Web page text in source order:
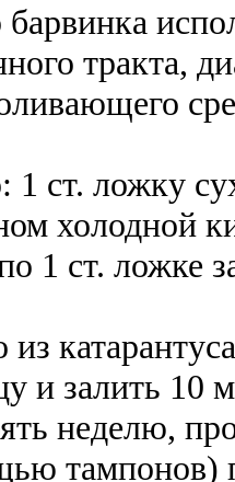
барвинка
тракта,
1 ст. ложку
холодной
1 ст. ложке
и залить 10
неделю,
тампонов)